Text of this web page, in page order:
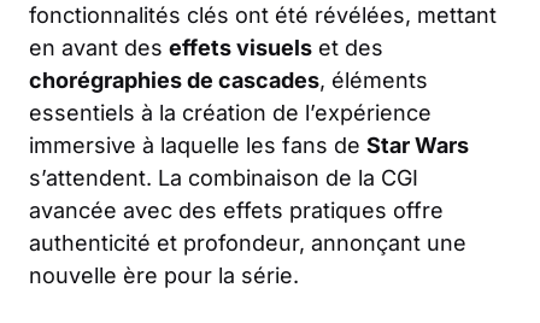
fonctionnalités clés ont été révélées, mettant
en avant des effets visuels et des
chorégraphies de cascades, éléments
essentiels à la création de l’expérience
immersive à laquelle les fans de Star Wars
s’attendent. La combinaison de la CGI
avancée avec des effets pratiques offre
authenticité et profondeur, annonçant une
nouvelle ère pour la série.